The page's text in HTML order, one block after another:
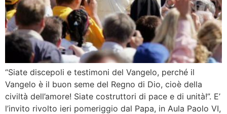
“Siate discepoli e testimoni del Vangelo, perché il
Vangelo è il buon seme del Regno di Dio, cioè della
civiltà dell’amore! Siate costruttori di pace e di unità!”. E’
l’invito rivolto ieri pomeriggio dal Papa, in Aula Paolo VI,